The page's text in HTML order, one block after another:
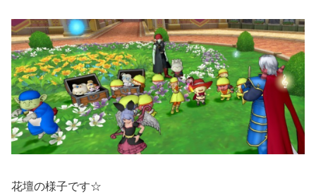
花壇の様子です☆